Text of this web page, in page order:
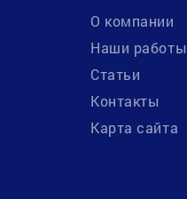
О компании
Наши работы
Статьи
Контакты
Карта сайта